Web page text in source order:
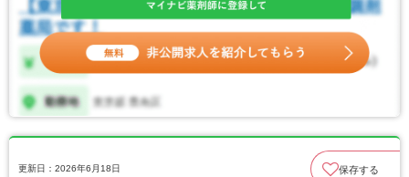
更新日：2026年6月18日 保存する